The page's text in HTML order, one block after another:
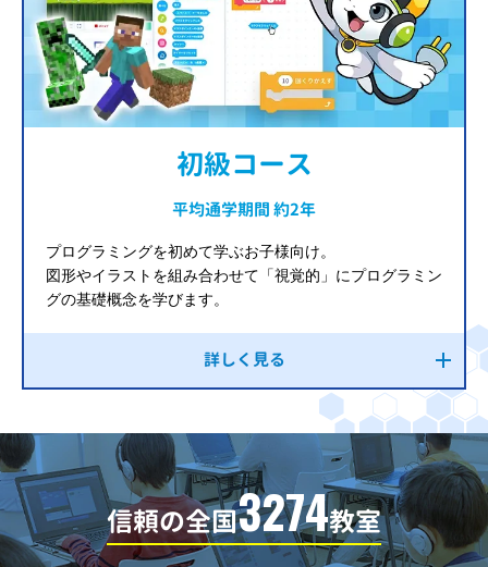
初級コース
平均通学期間 約2年
プログラミングを初めて学ぶお子様向け。
図形やイラストを組み合わせて「視覚的」にプログラミン
グの基礎概念を学びます。
詳しく見る
信頼の全国3274教室